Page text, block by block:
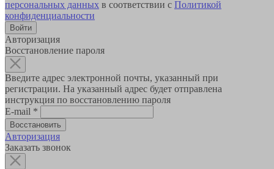
персональных данных в соответствии с Политикой
конфиденциальности
Авторизация
Восстановление пароля
Введите адрес электронной почты, указанный при
регистрации. На указанный адрес будет отправлена
инструкция по восстановлению пароля
E-mail *
Авторизация
Заказать звонок